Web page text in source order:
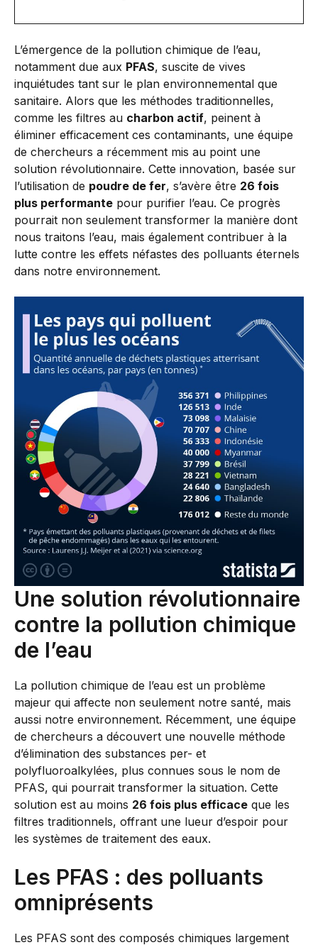
L’émergence de la pollution chimique de l’eau,
notamment due aux PFAS, suscite de vives
inquiétudes tant sur le plan environnemental que
sanitaire. Alors que les méthodes traditionnelles,
comme les filtres au charbon actif, peinent à
éliminer efficacement ces contaminants, une équipe
de chercheurs a récemment mis au point une
solution révolutionnaire. Cette innovation, basée sur
l’utilisation de poudre de fer, s’avère être 26 fois
plus performante pour purifier l’eau. Ce progrès
pourrait non seulement transformer la manière dont
nous traitons l’eau, mais également contribuer à la
lutte contre les effets néfastes des polluants éternels
dans notre environnement.
Une solution révolutionnaire
contre la pollution chimique
de l’eau
La pollution chimique de l’eau est un problème
majeur qui affecte non seulement notre santé, mais
aussi notre environnement. Récemment, une équipe
de chercheurs a découvert une nouvelle méthode
d’élimination des substances per- et
polyfluoroalkylées, plus connues sous le nom de
PFAS, qui pourrait transformer la situation. Cette
solution est au moins 26 fois plus efficace que les
filtres traditionnels, offrant une lueur d’espoir pour
les systèmes de traitement des eaux.
Les PFAS : des polluants
omniprésents
Les PFAS sont des composés chimiques largement